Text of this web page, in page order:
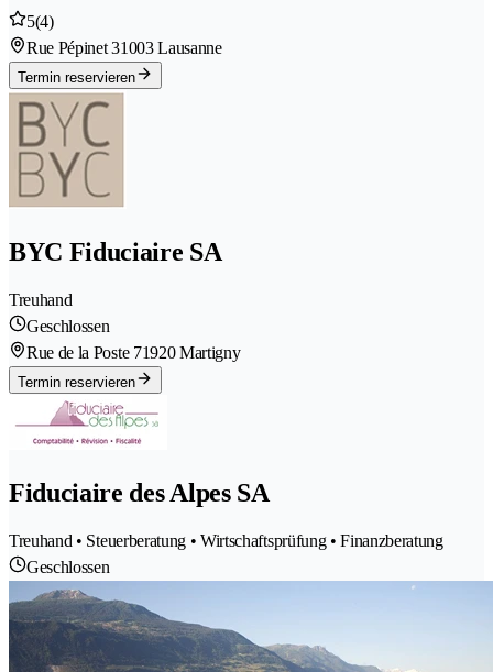
5(4)
Rue Pépinet 31003 Lausanne
Termin reservieren
BYC Fiduciaire SA
Treuhand
Geschlossen
Rue de la Poste 71920 Martigny
Termin reservieren
Fiduciaire des Alpes SA
Treuhand • Steuerberatung • Wirtschaftsprüfung • Finanzberatung
Geschlossen